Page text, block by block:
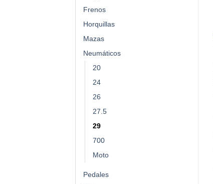
Frenos
Horquillas
Mazas
Neumáticos
20
24
26
27.5
29
700
Moto
Pedales